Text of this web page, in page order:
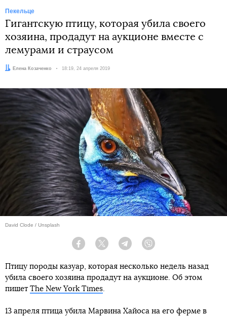
Пекельце
Гигантскую птицу, которая убила своего
хозяина, продадут на аукционе вместе с
лемурами и страусом
Автор:Елена Козаченко Дата:
18:19, 24 апреля 2019
David Clode / Unsplash
Facebook Twitter Telegram
Птицу породы казуар, которая несколько недель назад
убила своего хозяина продадут на аукционе. Об этом
пишет The New York Times.
13 апреля птица убила Марвина Хайоса на его ферме в